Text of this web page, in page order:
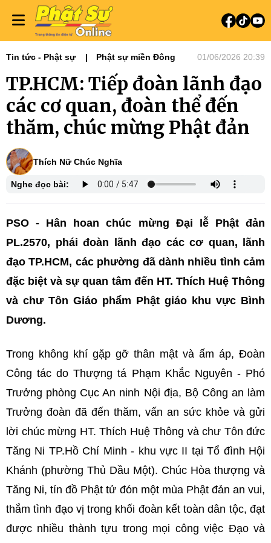
Tin tức - Phật sự Phật sự miền Đông 01/06/2026 20:39
TP.HCM: Tiếp đoàn lãnh đạo
các cơ quan, đoàn thể đến
thăm, chúc mừng Phật đản
Thích Nữ Chúc Nghĩa
Nghe đọc bài:
PSO - Hân hoan chúc mừng Đại lễ Phật đản
PL.2570, phái đoàn lãnh đạo các cơ quan, lãnh
đạo TP.HCM, các phường đã dành nhiều tình cảm
đặc biệt và sự quan tâm đến HT. Thích Huệ Thông
và chư Tôn Giáo phẩm Phật giáo khu vực Bình
Dương.
Trong không khí gặp gỡ thân mật và ấm áp, Đoàn
Công tác do Thượng tá Phạm Khắc Nguyên - Phó
Trưởng phòng Cục An ninh Nội địa, Bộ Công an làm
Trưởng đoàn đã đến thăm, vấn an sức khỏe và gửi
lời chúc mừng HT. Thích Huệ Thông và chư Tôn đức
Tăng Ni TP.Hồ Chí Minh - khu vực II tại Tổ đình Hội
Khánh (phường Thủ Dầu Một). Chúc Hòa thượng và
Tăng Ni, tín đồ Phật tử đón một mùa Phật đản an vui,
thắm tình đạo vị trong khối đoàn kết toàn dân tộc, đạt
được nhiều thành tựu trong mọi công việc Đạo và